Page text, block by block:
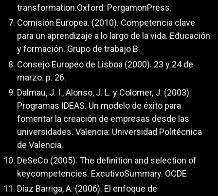
transformation.Oxford: PergamonPress.
Comisión Europea. (2010). Competencia clave
para un aprendizaje a lo largo de la vida. Educación
y formación. Grupo de trabajo B.
Consejo Europeo de Lisboa (2000). 23 y 24 de
marzo. p. 26.
Dalmau, J. I., Alonso, J. L. y Colomer, J. (2003).
Programas IDEAS. Un modelo de éxito para
fomentar la creación de empresas desde las
universidades. Valencia: Universidad Politécnica
de Valencia.
DeSeCo (2005). The definition and selection of
keycompetencies. ExcutivoSummary. OCDE
Díaz Barriga, A. (2006). El enfoque de